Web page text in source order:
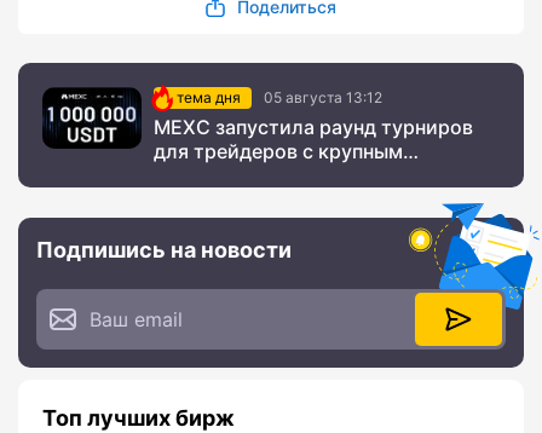
Поделиться
тема дня 05 августа 13:12
MEXC запустила раунд турниров
для трейдеров с крупным
Подпишись на новости
Топ лучших бирж